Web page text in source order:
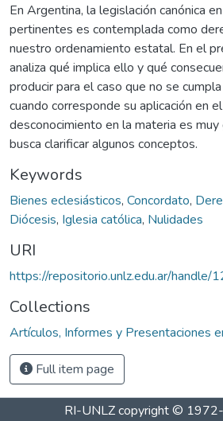
En Argentina, la legislación canónica
pertinentes es contemplada como
nuestro ordenamiento estatal. En el
analiza qué implica ello y qué
producir para el caso que no se
cuando corresponde su aplicación en
desconocimiento en la materia es muy
busca clarificar algunos conceptos.
Keywords
Bienes eclesiásticos, Concordato,
Diócesis, Iglesia católica, Nulidades
URI
https://repositorio.unlz.edu.ar/
Collections
Artículos, Informes y Presentaciones
Full item page
RI-UNLZcopyright ©